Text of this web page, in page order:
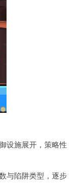
设施展开，策略性
与陷阱类型，逐步